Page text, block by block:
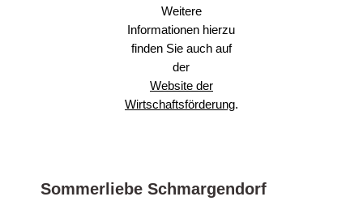
Weitere
Informationen hierzu
finden Sie auch auf
der
Website der
Wirtschaftsförderung.
Sommerliebe Schmargendorf